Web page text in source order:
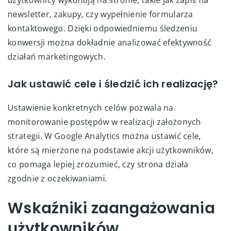
newsletter, zakupy, czy wypełnienie formularza
kontaktowego. Dzięki odpowiedniemu śledzeniu
konwersji można dokładnie analizować efektywność
działań marketingowych.
Jak ustawić cele i śledzić ich realizację?
Ustawienie konkretnych celów pozwala na
monitorowanie postępów w realizacji założonych
strategii. W Google Analytics można ustawić cele,
które są mierzone na podstawie akcji użytkowników,
co pomaga lepiej zrozumieć, czy strona działa
zgodnie z oczekiwaniami.
Wskaźniki zaangażowania